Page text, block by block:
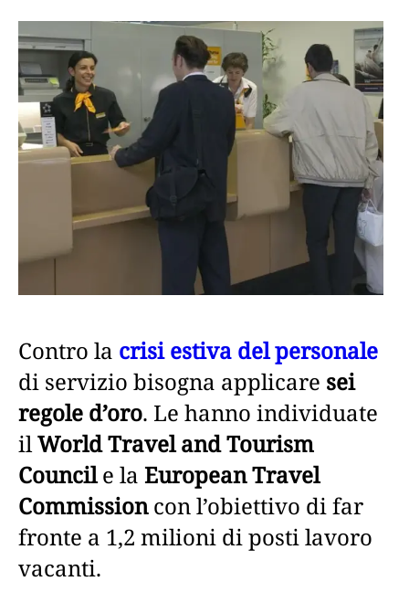
Contro la crisi estiva del personale
di servizio bisogna applicare sei
regole d’oro. Le hanno individuate
ilWorld Travel and Tourism
Councile la European Travel
Commissioncon l’obiettivo di far
fronte a 1,2 milioni di posti lavoro
vacanti.